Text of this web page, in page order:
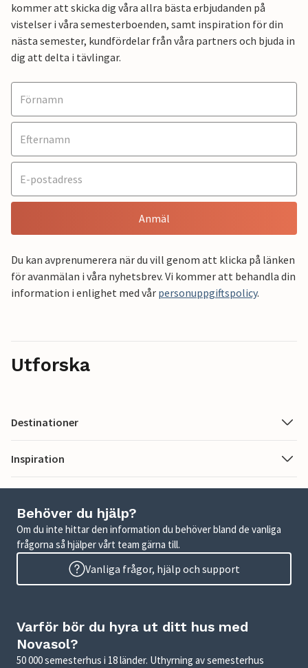
kommer att skicka dig våra allra bästa erbjudanden på
vistelser i våra semesterboenden, samt inspiration för din
nästa semester, kundfördelar från våra partners och bjuda in
dig att delta i tävlingar.
Anmäl
Du kan avprenumerera när du vill genom att klicka på länken
för avanmälan i våra nyhetsbrev. Vi kommer att behandla din
information i enlighet med vår personuppgiftspolicy.
Utforska
Destinationer
Inspiration
Behöver du hjälp?
Om du inte hittar den information du behöver bland de vanliga
frågorna så hjälper vårt team gärna till.
Vanliga frågor, hjälp och support
Varför bör du hyra ut ditt hus med
Novasol?
50 000 semesterhus i 18 länder. Uthyrning av semesterhus